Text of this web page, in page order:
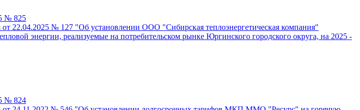
№ 825
22.04.2025 № 127 "Об установлении ООО "Сибирская теплоэнергетическая компания"
энергии, реализуемые на потребительском рынке Юргинского городского округа, на 2025 -
№ 824